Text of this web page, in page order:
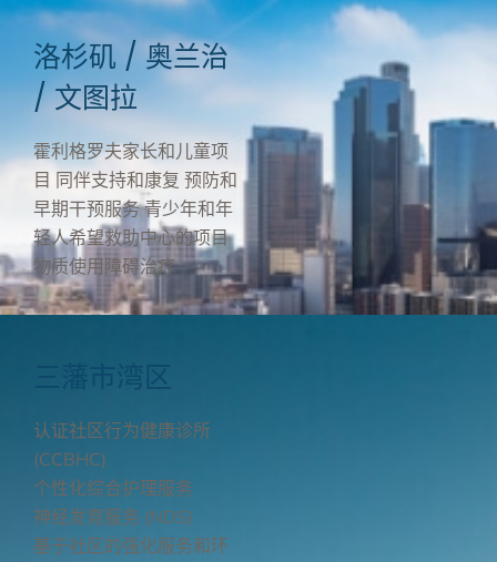
洛杉矶 / 奥兰治
/ 文图拉
霍利格罗夫家长和儿童项
目 同伴支持和康复 预防和
早期干预服务 青少年和年
轻人希望救助中心的项目
物质使用障碍治疗
三藩市湾区
认证社区行为健康诊所
(CCBHC)
个性化综合护理服务
神经发育服务 (NDS)
基于社区的强化服务和环